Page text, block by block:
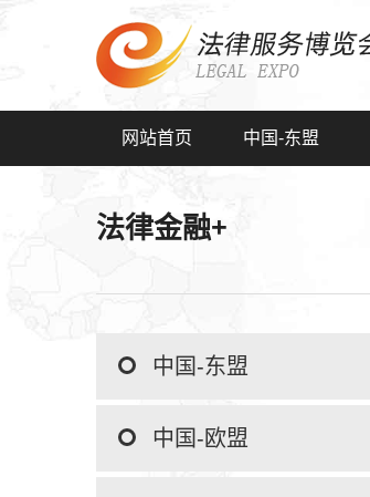
网站首页 中国-东盟
法律金融+
中国-东盟
中国-欧盟